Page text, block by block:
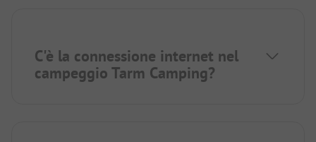
C'è la connessione internet nel
campeggio Tarm Camping?